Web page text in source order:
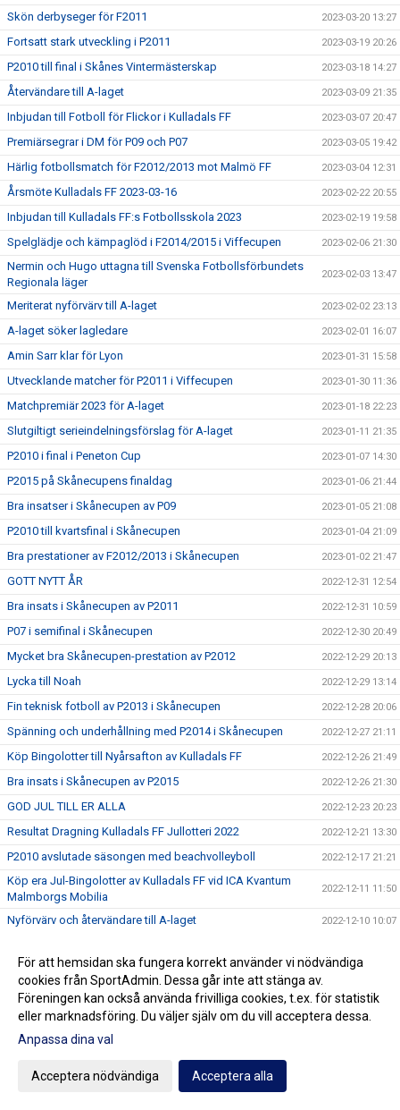
Skön derbyseger för F2011 2023-03-20 13:27
Fortsatt stark utveckling i P2011 2023-03-19 20:26
P2010 till final i Skånes Vintermästerskap 2023-03-18 14:27
Återvändare till A-laget 2023-03-09 21:35
Inbjudan till Fotboll för Flickor i Kulladals FF 2023-03-07 20:47
Premiärsegrar i DM för P09 och P07 2023-03-05 19:42
Härlig fotbollsmatch för F2012/2013 mot Malmö FF 2023-03-04 12:31
Årsmöte Kulladals FF 2023-03-16 2023-02-22 20:55
Inbjudan till Kulladals FF:s Fotbollsskola 2023 2023-02-19 19:58
Spelglädje och kämpaglöd i F2014/2015 i Viffecupen 2023-02-06 21:30
Nermin och Hugo uttagna till Svenska Fotbollsförbundets
Regionala läger
2023-02-03 13:47
Meriterat nyförvärv till A-laget 2023-02-02 23:13
A-laget söker lagledare 2023-02-01 16:07
Amin Sarr klar för Lyon 2023-01-31 15:58
Utvecklande matcher för P2011 i Viffecupen 2023-01-30 11:36
Matchpremiär 2023 för A-laget 2023-01-18 22:23
Slutgiltigt serieindelningsförslag för A-laget 2023-01-11 21:35
P2010 i final i Peneton Cup 2023-01-07 14:30
P2015 på Skånecupens finaldag 2023-01-06 21:44
Bra insatser i Skånecupen av P09 2023-01-05 21:08
P2010 till kvartsfinal i Skånecupen 2023-01-04 21:09
Bra prestationer av F2012/2013 i Skånecupen 2023-01-02 21:47
GOTT NYTT ÅR 2022-12-31 12:54
Bra insats i Skånecupen av P2011 2022-12-31 10:59
P07 i semifinal i Skånecupen 2022-12-30 20:49
Mycket bra Skånecupen-prestation av P2012 2022-12-29 20:13
Lycka till Noah 2022-12-29 13:14
Fin teknisk fotboll av P2013 i Skånecupen 2022-12-28 20:06
Spänning och underhållning med P2014 i Skånecupen 2022-12-27 21:11
Köp Bingolotter till Nyårsafton av Kulladals FF 2022-12-26 21:49
Bra insats i Skånecupen av P2015 2022-12-26 21:30
GOD JUL TILL ER ALLA 2022-12-23 20:23
Resultat Dragning Kulladals FF Jullotteri 2022 2022-12-21 13:30
P2010 avslutade säsongen med beachvolleyboll 2022-12-17 21:21
Köp era Jul-Bingolotter av Kulladals FF vid ICA Kvantum
Malmborgs Mobilia
2022-12-11 11:50
Nyförvärv och återvändare till A-laget 2022-12-10 10:07
F09 i final i Olympic Cup 2022-11-21 21:11
Bra cupspel av P2015 2022-11-21 15:07
Mycket bra cupinsats av F2011 2022-11-20 20:59
P07 vann Olympic Cup
Vinterserierna igång
Utdelning från Gräsroten Svenska Spel
För att hemsidan ska fungera korrekt använder vi nödvändiga
cookies från SportAdmin. Dessa går inte att stänga av.
Föreningen kan också använda frivilliga cookies, t.ex. för statistik
eller marknadsföring. Du väljer själv om du vill acceptera dessa.
Anpassa dina val
Acceptera nödvändiga Acceptera alla